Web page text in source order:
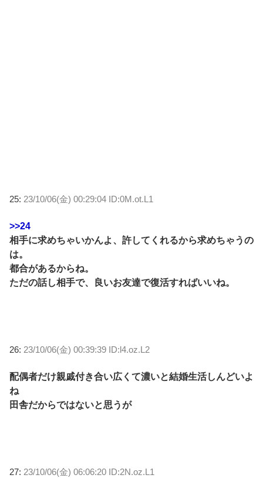
25: 23/10/06(金) 00:29:04 ID:0M.ot.L1
>>24
相手に求めちゃいかんよ、許してくれるから求めちゃうの
は。
都合があるからね。
ただの話し相手で、良いお友達で復活すればいいね。
26: 23/10/06(金) 00:39:39 ID:l4.oz.L2
配偶者だけ親戚付き合い広くて濃いと結婚生活しんどいよ
ね
田舎だからではないと思うが
27: 23/10/06(金) 06:06:20 ID:2N.oz.L1